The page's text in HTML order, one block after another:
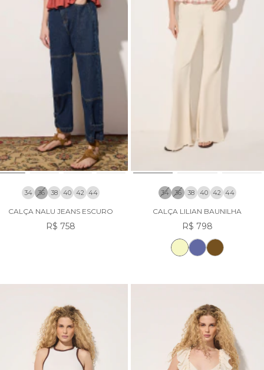
34 36 38 40 42 44
CALÇA NALU JEANS ESCURO
R$ 758
34 36 38 40 42 44
CALÇA LILIAN BAUNILHA
R$ 798